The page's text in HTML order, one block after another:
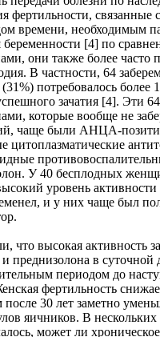
фертильности, связанные
времени, необходимым
беременности [4] по
они также более часто
В частности, 64
потребовалось более
зачатия [4]. Эти
которые вообще не
чаще были АНЦА-
цитоплазматические
У 40 бесплодных
уровень активности
и у них чаще был
что высокая активность
в суточной
периодом до
фертильность
после 30 лет заметно
яичников. В нескольких
может ли